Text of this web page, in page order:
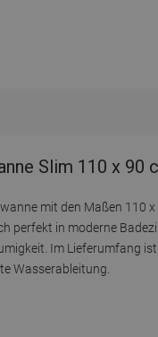
Slim 110 x 90
mit den Maßen
perfekt in moderne
Im Lieferumfang
Wasserableitung.